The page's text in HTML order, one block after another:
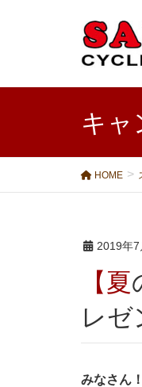
キャ
HOME
2019年7
【夏のキャンペーン】半袖ジャージ！もれなくプ
レゼ
みなさん